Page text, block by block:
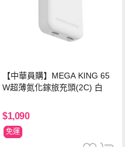
【中華員購】MEGA KING 65
W超薄氮化鎵旅充頭(2C) 白
$1,090
免運